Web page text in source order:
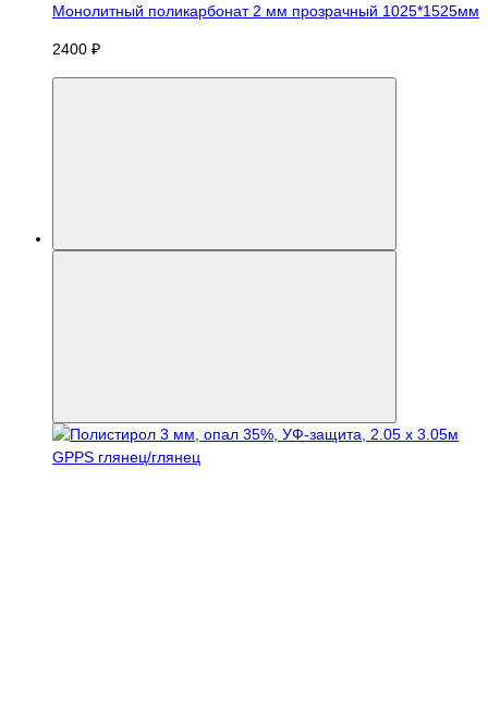
Монолитный поликарбонат 2 мм прозрачный 1025*1525мм
2400 ₽